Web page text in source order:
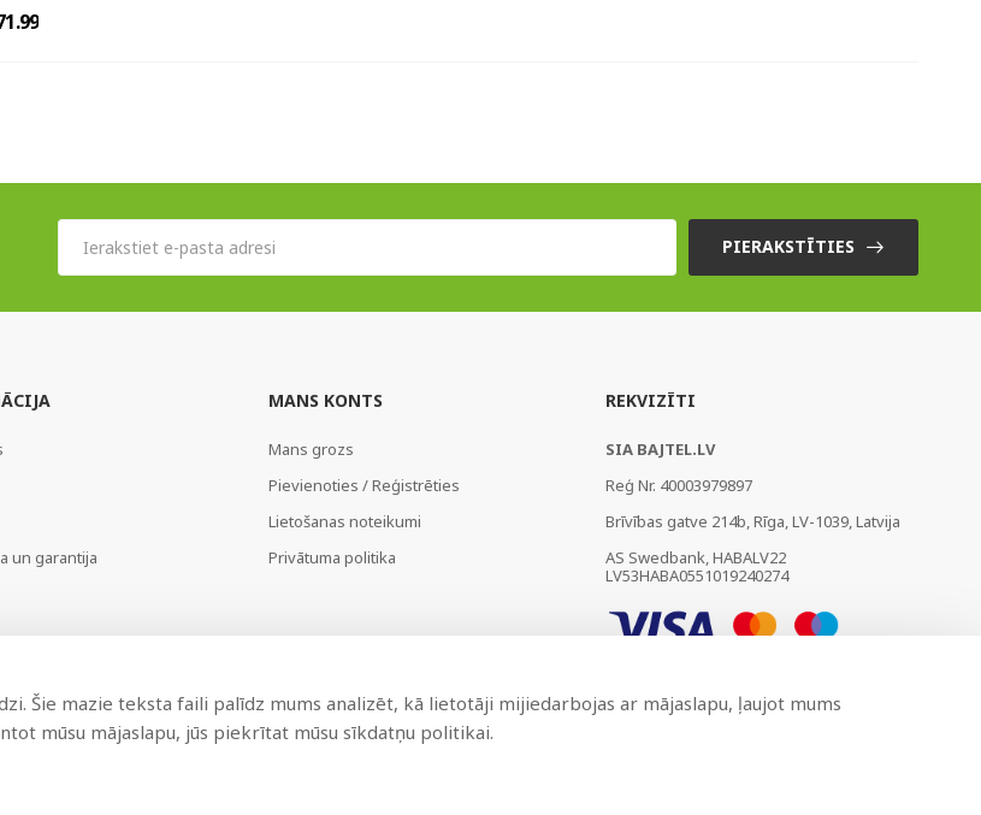
PIERAKSTĪTIES
un garantija
MANS KONTS
Mans grozs
Pievienoties / Reģistrēties
Lietošanas noteikumi
Privātuma politika
REKVIZĪTI
SIA BAJTEL.LV
Reģ Nr. 40003979897
Brīvības gatve 214b, Rīga, LV-1039, Latvija
AS Swedbank, HABALV22
LV53HABA0551019240274
Šie mazie teksta faili palīdz mums analizēt, kā lietotāji mijiedarbojas ar mājaslapu, ļaujot mums
mūsu mājaslapu, jūs piekrītat mūsu sīkdatņu politikai.